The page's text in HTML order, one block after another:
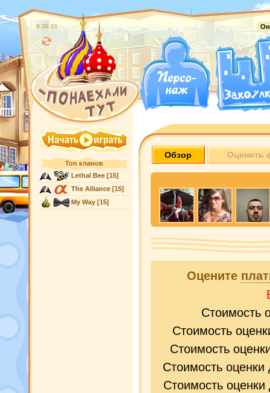
9:36:32
Топ кланов
Lethal Bee[15]
The Alliance[15]
My Way[15]
Обзор Оценить
Оцените
Стоимость
Стоимость
Стоимость
Стоимость
Стоимость